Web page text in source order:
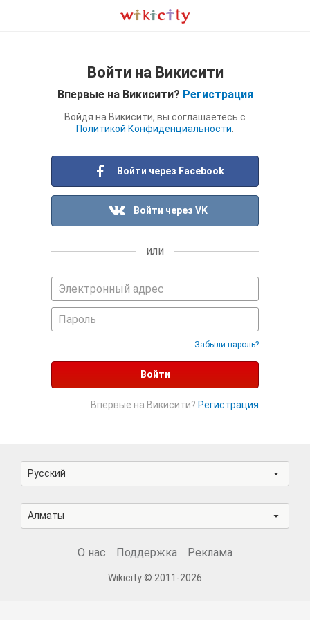
Войти на Викисити
Впервые на Викисити? Регистрация
Войдя на Викисити, вы соглашаетесь с
Политикой Конфиденциальности
Войти через Facebook
Войти через VK
или
Забыли пароль?
Войти
Впервые на Викисити? Регистрация
Русский
Алматы
О нас Поддержка Реклама
Wikicity © 2011-2026